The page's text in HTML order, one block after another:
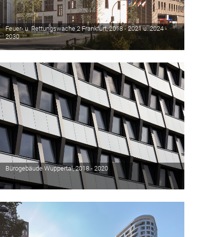
Feuer- u. Rettungswache 2 Frankfurt, 2018 - 2021 u. 2024 -
2030
Bürogebäude Wuppertal, 2018 - 2020